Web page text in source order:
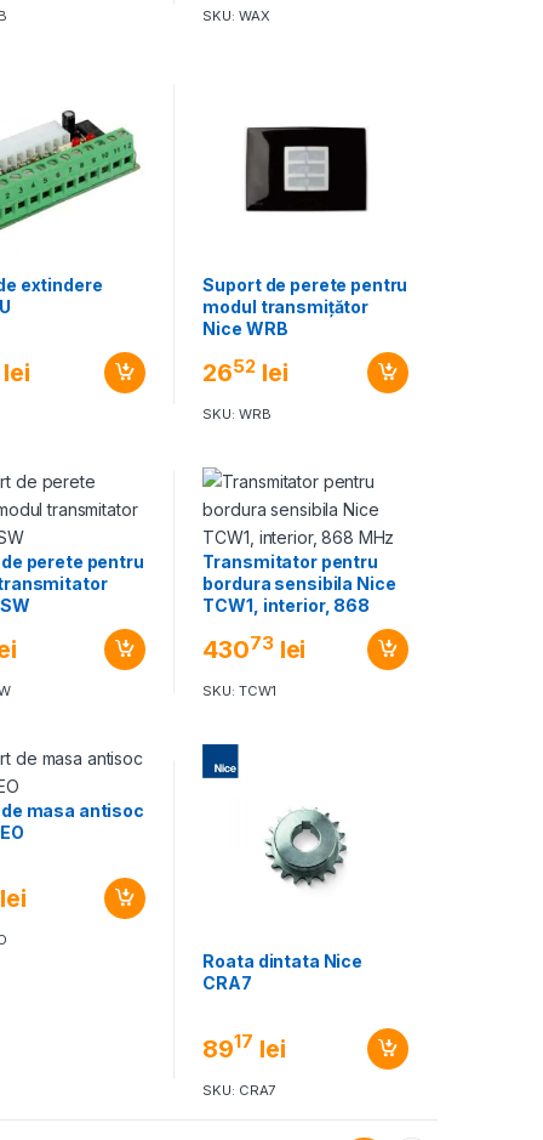
SKU: WAX
extindere
lei
Suport de perete pentru
modul transmițător
Nice WRB
2652 lei
SKU: WRB
perete pentru
Transmitator pentru
bordura sensibila Nice
TCW1, interior, 868
43073 lei
SKU: TCW1
masa antisoc
lei
Roata dintata Nice
CRA7
8917 lei
SKU: CRA7